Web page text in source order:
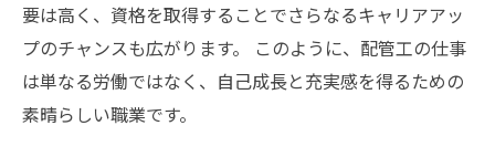
要は高く、資格を取得することでさらなるキャリアアッ
プのチャンスも広がります。 このように、配管工の仕事
は単なる労働ではなく、自己成長と充実感を得るための
素晴らしい職業です。